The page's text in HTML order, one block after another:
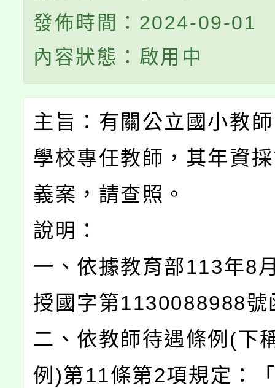
發佈時間：2024-09-01
內容狀態：啟用中
主旨：有關公立國小教
學校專任教師，其年資
義案，請查照。
說明：
一、依據教育部113年8
授國字第1130088988號
二、依教師待遇條例(下
例)第11條第2項規定：